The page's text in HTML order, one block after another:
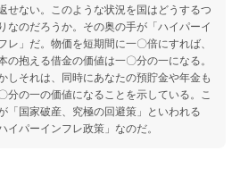
せない。このような状況を国はどうするつ
なのだろうか。その奥の手が「ハイパーイ
レ」だ。物価を短期間に一〇倍にすれば、
の抱える借金の価値は一〇分の一になる。
しそれは、同時にあなたの預貯金や年金も
分の一の価値になることを示している。こ
「国家破産、究極の回避策」といわれる
ハイパーインフレ政策」なのだ。